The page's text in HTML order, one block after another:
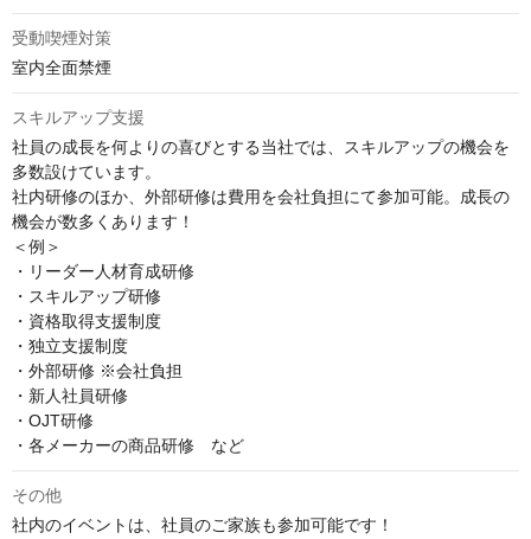
受動喫煙対策
室内全面禁煙
スキルアップ支援
社員の成長を何よりの喜びとする当社では、スキルアップの機会を
多数設けています。
社内研修のほか、外部研修は費用を会社負担にて参加可能。成長の
機会が数多くあります！
＜例＞
・リーダー人材育成研修
・スキルアップ研修
・資格取得支援制度
・独立支援制度
・外部研修 ※会社負担
・新人社員研修
・OJT研修
・各メーカーの商品研修　など
その他
社内のイベントは、社員のご家族も参加可能です！